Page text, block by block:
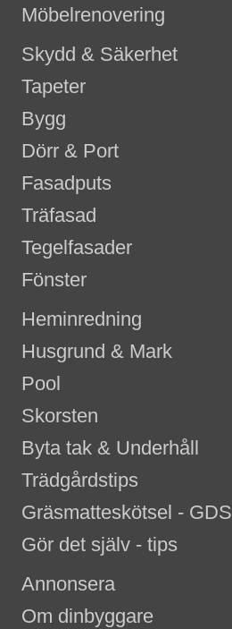
Möbelrenovering
Skydd & Säkerhet
Tapeter
Bygg
Dörr & Port
Fasadputs
Träfasad
Tegelfasader
Fönster
Heminredning
Husgrund & Mark
Pool
Skorsten
Byta tak & Underhåll
Trädgårdstips
Gräsmatteskötsel - GDS
Gör det själv - tips
Annonsera
Om dinbyggare